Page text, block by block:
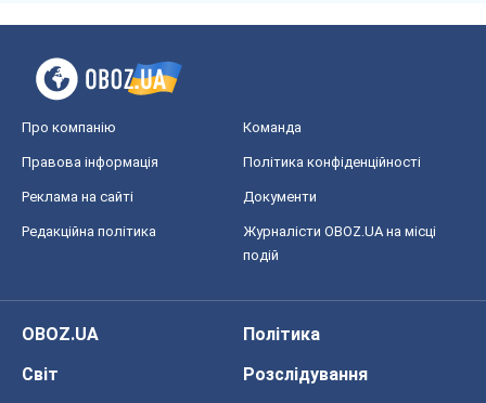
Про компанію Команда
Правова інформація Політика конфіденційності
Реклама на сайті Документи
Редакційна політика
Журналісти OBOZ.UA на місці
подій
OBOZ.UA
Політика
Світ
Розслідування